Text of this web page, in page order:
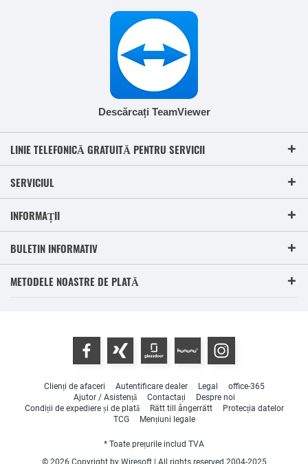
Descărcați TeamViewer
LINIE TELEFONICĂ GRATUITĂ PENTRU SERVICII
SERVICIUL
INFORMAȚII
BULETIN INFORMATIV
METODELE NOASTRE DE PLATĂ
Clienți de afaceri Autentificare dealer Legal
office-365
Ajutor / Asistență
Contactați
Despre noi
Condiții de expediere și de plată
Rätt till ångerrätt
Protecția datelor
TCG
Mențiuni legale
* Toate prețurile includ TVA